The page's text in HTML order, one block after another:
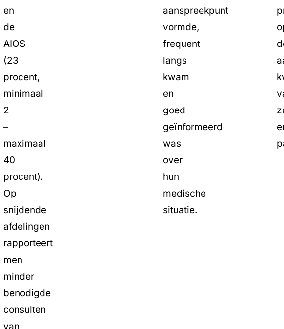
en
de
AIOS
(23
procent,
minimaal
2
–
maximaal
40
procent).
Op
snijdende
afdelingen
rapporteert
men
minder
benodigde
consulten
van
aanspreekpunt
vormde,
frequent
langs
kwam
en
goed
geïnformeerd
was
over
hun
medische
situatie.